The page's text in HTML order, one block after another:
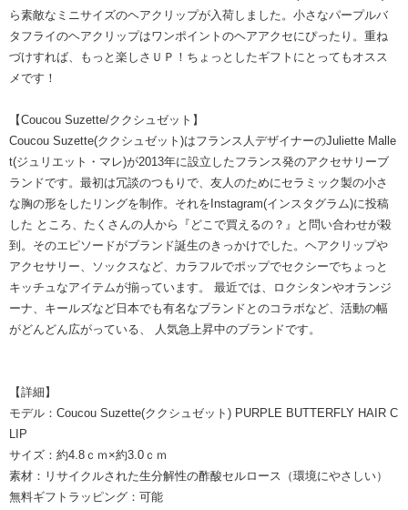
ら素敵なミニサイズのヘアクリップが入荷しました。小さなパープルバ
タフライのヘアクリップはワンポイントのヘアアクセにぴったり。重ね
づけすれば、もっと楽しさＵＰ！ちょっとしたギフトにとってもオスス
メです！
【Coucou Suzette/ククシュゼット】
Coucou Suzette(ククシュゼット)はフランス人デザイナーのJuliette Malle
t(ジュリエット・マレ)が2013年に設立したフランス発のアクセサリーブ
ランドです。最初は冗談のつもりで、友人のためにセラミック製の小さ
な胸の形をしたリングを制作。それをInstagram(インスタグラム)に投稿
した ところ、たくさんの人から『どこで買えるの？』と問い合わせが殺
到。そのエピソードがブランド誕生のきっかけでした。ヘアクリップや
アクセサリー、ソックスなど、カラフルでポップでセクシーでちょっと
キッチュなアイテムが揃っています。 最近では、ロクシタンやオランジ
ーナ、キールズなど日本でも有名なブランドとのコラボなど、活動の幅
がどんどん広がっている、 人気急上昇中のブランドです。
【詳細】
モデル：Coucou Suzette(ククシュゼット) PURPLE BUTTERFLY HAIR C
LIP
サイズ：約4.8ｃｍ×約3.0ｃｍ
素材：リサイクルされた生分解性の酢酸セルロース（環境にやさしい）
無料ギフトラッピング：可能